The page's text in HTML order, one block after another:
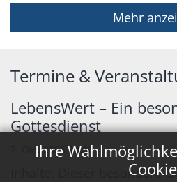
Ihre
Mehr
Termine &
LebensWert – Ein
Gottesdienst
7. Okt. 2026 19:00
Inhalte: Dieser besondere